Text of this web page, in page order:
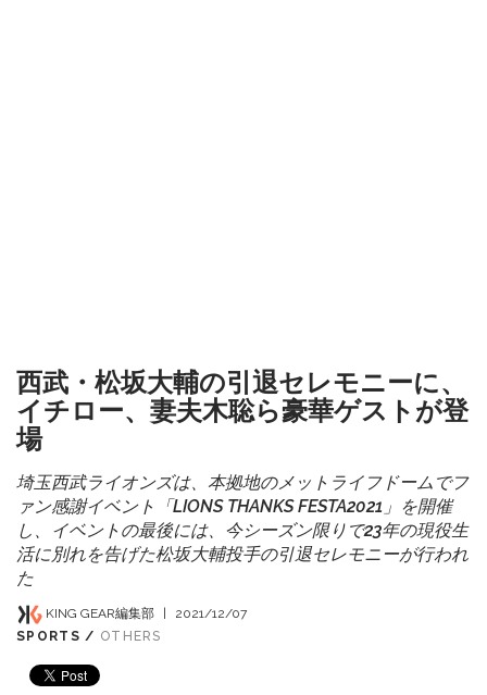
西武・松坂大輔の引退セレモニーに、
イチロー、妻夫木聡ら豪華ゲストが登
場
埼玉西武ライオンズは、本拠地のメットライフドームでフ
ァン感謝イベント「LIONS THANKS FESTA2021」を開催
し、イベントの最後には、今シーズン限りで23年の現役生
活に別れを告げた松坂大輔投手の引退セレモニーが行われ
た
KING GEAR編集部
2021/12/07
SPORTS / OTHERS